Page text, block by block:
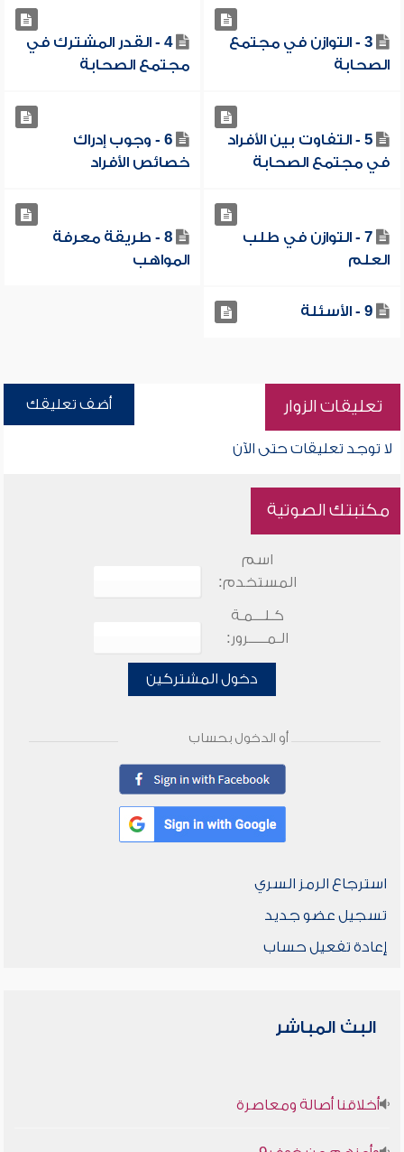
3 - التوازن في مجتمع
الصحابة
4 - القدر المشترك في
مجتمع الصحابة
5 - التفاوت بين الأفراد
في مجتمع الصحابة
6 - وجوب إدراك
خصائص الأفراد
7 - التوازن في طلب
العلم
8 - طريقة معرفة
المواهب
9 - الأسئلة
تعليقات الزوار أضف تعليقك
لا توجد تعليقات حتى الآن
مكتبتك الصوتية
اسم
المستخدم:
كـلـــمـة
الـمـــــرور:
دخول المشتركين
أو الدخول بحساب
استرجاع الرمز السري
تسجيل عضو جديد
إعادة تفعيل حساب
البث المباشر
أخلاقنا أصالة ومعاصرة